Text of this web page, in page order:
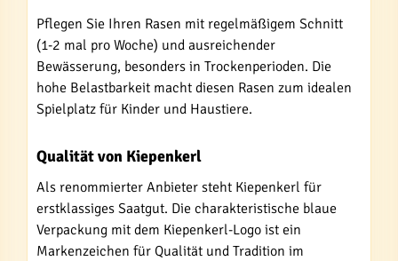
Pflegen Sie Ihren Rasen mit regelmäßigem Schnitt
(1-2 mal pro Woche) und ausreichender
Bewässerung, besonders in Trockenperioden. Die
hohe Belastbarkeit macht diesen Rasen zum idealen
Spielplatz für Kinder und Haustiere.
Qualität von Kiepenkerl
Als renommierter Anbieter steht Kiepenkerl für
erstklassiges Saatgut. Die charakteristische blaue
Verpackung mit dem Kiepenkerl-Logo ist ein
Markenzeichen für Qualität und Tradition im